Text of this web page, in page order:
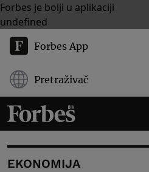
Forbes je bolji u aplikaciji
undefined
Forbes App
Pretraživač
EKONOMIJA